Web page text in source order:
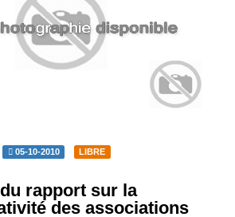
05-10-2010 LIBRE
rapport sur la
des associations